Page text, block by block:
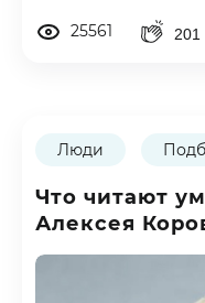
25561 201
Люди
Что читают
Алексея